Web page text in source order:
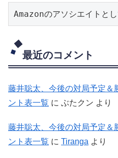
Amazonのアソシエイトと
最近のコメント
藤井聡太、今後の対局予定＆
ント表一覧 に ぶたクン より
藤井聡太、今後の対局予定＆
ント表一覧 に Tiranga より